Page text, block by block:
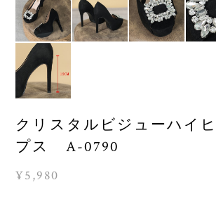
クリスタルビジューハイ
プス A-0790
¥5,980